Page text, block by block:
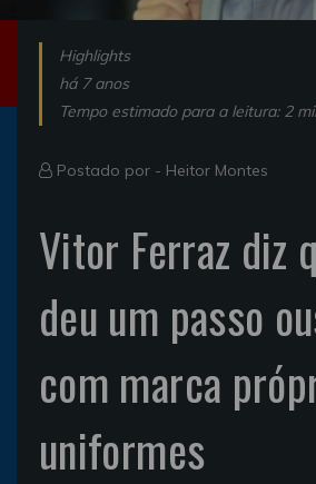
Highlights
há 7 anos
Tempo estimado para a leitura: 2
Postado por - Heitor Montes
Vitor Ferraz diz
deu um passo
com marca
uniformes